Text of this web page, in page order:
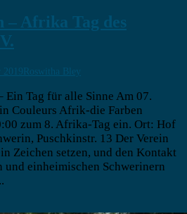
– Afrika Tag des
2019 Roswitha Bley
Tag für alle Sinne Am 07.
Couleurs Afrik-die Farben
zum 8. Afrika-Tag ein. Ort: Hof
Puschkinstr. 13 Der Verein
Zeichen setzen, und den Kontakt
und einheimischen Schwerinern